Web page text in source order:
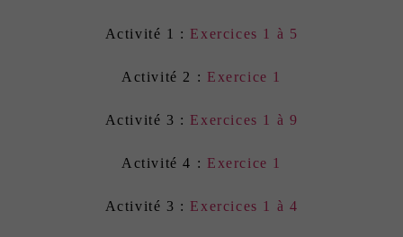
Activité 1 : Exercices 1 à 5
Activité 2 : Exercice 1
Activité 3 : Exercices 1 à 9
Activité 4 : Exercice 1
Activité 3 : Exercices 1 à 4